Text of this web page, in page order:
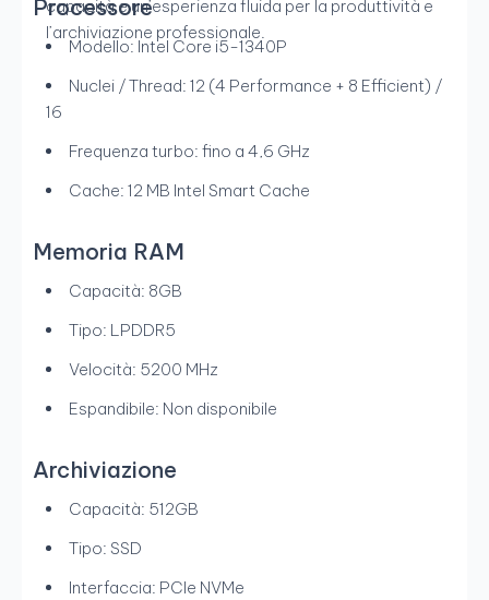
capacità e un’esperienza fluida per la produttività e
l’archiviazione professionale.
Processore
Modello: Intel Core i5-1340P
Nuclei / Thread: 12 (4 Performance + 8 Efficient) /
16
Frequenza turbo: fino a 4,6 GHz
Cache: 12 MB Intel Smart Cache
Memoria RAM
Capacità: 8GB
Tipo: LPDDR5
Velocità: 5200 MHz
Espandibile: Non disponibile
Archiviazione
Capacità: 512GB
Tipo: SSD
Interfaccia: PCIe NVMe